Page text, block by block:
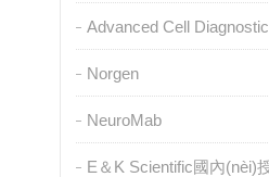
Advanced Cell Diagnostic
Norgen
NeuroMab